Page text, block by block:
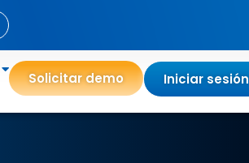
Solicitar demo Iniciar sesión